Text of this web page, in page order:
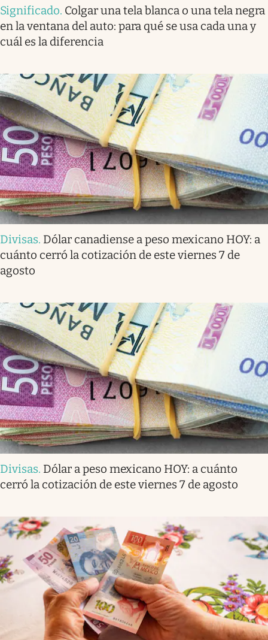
Significado. Colgar una tela blanca o una tela negra
en la ventana del auto: para qué se usa cada una y
cuál es la diferencia
Divisas. Dólar canadiense a peso mexicano HOY: a
cuánto cerró la cotización de este viernes 7 de
agosto
Divisas. Dólar a peso mexicano HOY: a cuánto
cerró la cotización de este viernes 7 de agosto